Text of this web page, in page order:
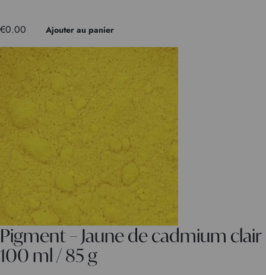
€0.00 Ajouter au panier
Pigment – Jaune de cadmium clair
100 ml / 85 g